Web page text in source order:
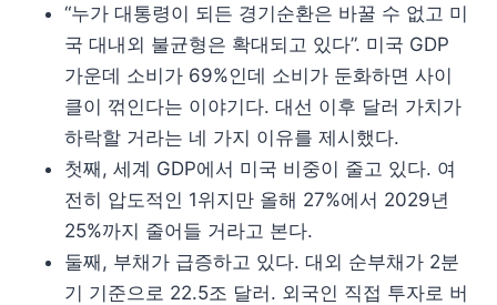
“누가 대통령이 되든 경기순환은 바꿀 수 없고 미
국 대내외 불균형은 확대되고 있다”. 미국 GDP
가운데 소비가 69%인데 소비가 둔화하면 사이
클이 꺾인다는 이야기다. 대선 이후 달러 가치가
하락할 거라는 네 가지 이유를 제시했다.
첫째, 세계 GDP에서 미국 비중이 줄고 있다. 여
전히 압도적인 1위지만 올해 27%에서 2029년
25%까지 줄어들 거라고 본다.
둘째, 부채가 급증하고 있다. 대외 순부채가 2분
기 기준으로 22.5조 달러. 외국인 직접 투자로 버